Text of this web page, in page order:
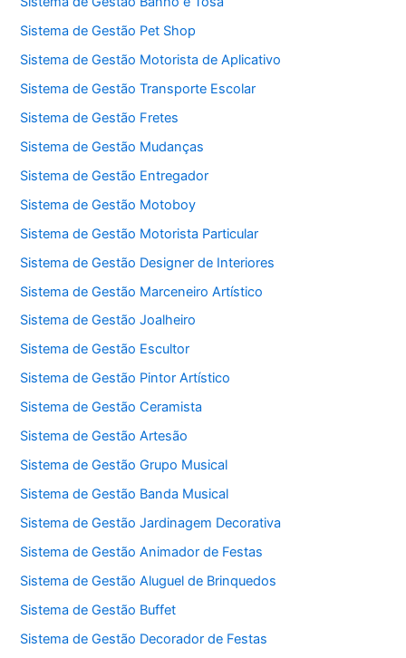
Sistema de Gestão Pet Shop
Sistema de Gestão Motorista de Aplicativo
Sistema de Gestão Transporte Escolar
Sistema de Gestão Fretes
Sistema de Gestão Mudanças
Sistema de Gestão Entregador
Sistema de Gestão Motoboy
Sistema de Gestão Motorista Particular
Sistema de Gestão Designer de Interiores
Sistema de Gestão Marceneiro Artístico
Sistema de Gestão Joalheiro
Sistema de Gestão Escultor
Sistema de Gestão Pintor Artístico
Sistema de Gestão Ceramista
Sistema de Gestão Artesão
Sistema de Gestão Grupo Musical
Sistema de Gestão Banda Musical
Sistema de Gestão Jardinagem Decorativa
Sistema de Gestão Animador de Festas
Sistema de Gestão Aluguel de Brinquedos
Sistema de Gestão Buffet
Sistema de Gestão Decorador de Festas